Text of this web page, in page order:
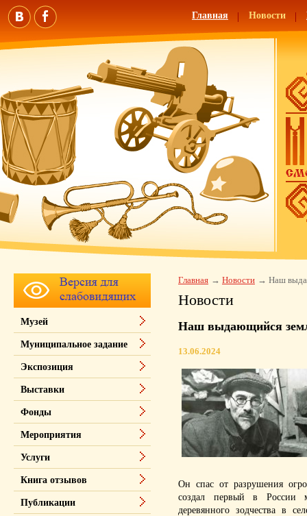
Главная Новости
Главная Новости Наш
Новости
Наш выдающийся
13.06.2024
Он спас от разрушения
создал первый в России
деревянного зодчества в
Музей
Муниципальное задание
Экспозиция
Выставки
Фонды
Мероприятия
Услуги
Книга отзывов
Публикации